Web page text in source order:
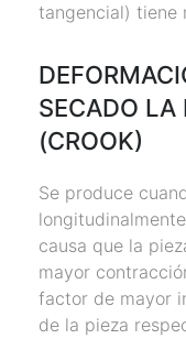
tangencial) tiene
SECADO LA
(CROOK)
Se produce
causa que la
mayor
factor de mayor
de la pieza